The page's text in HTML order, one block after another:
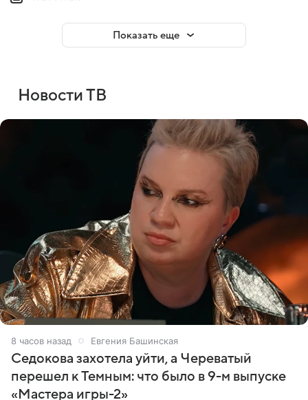
Показать еще
Новости ТВ
8 часов назад Евгения Башинская
Седокова захотела уйти, а Череватый
перешел к Темным: что было в 9-м выпуске
«Мастера игры-2»